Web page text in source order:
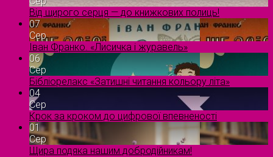
Від щирого серця — до книжкових полиць!
07
Сер
Іван Франко. «Лисичка і журавель»
06
Сер
Бібліорелакс «Затишні читання кольору літа»
04
Сер
Крок за кроком до цифрової впевненості
01
Сер
Щира подяка нашим добродійникам!